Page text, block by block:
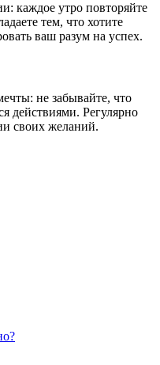
каждое утро повторяйте
тем, что хотите
ваш разум на успех.
не забывайте, что
действиями. Регулярно
своих желаний.